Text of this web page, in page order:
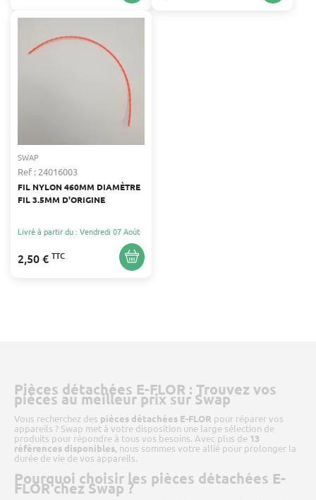
SWAP
Ref : 24016003
FIL NYLON 460MM DIAMÈTRE
FIL 3.5MM D'ORIGINE
Livré à partir du : Vendredi 07 Août
2,50 € TTC
Pièces détachées E-FLOR : Trouvez vos
pièces au meilleur prix sur Swap
Vous recherchez des pièces détachées E-FLOR pour réparer vos
appareils ? Swap met à votre disposition une large sélection de
produits pour répondre à tous vos besoins. Avec plus de 13
références disponibles, nous sommes votre allié pour prolonger la
durée de vie de vos appareils.
Pourquoi choisir les pièces détachées E-
FLOR chez Swap ?